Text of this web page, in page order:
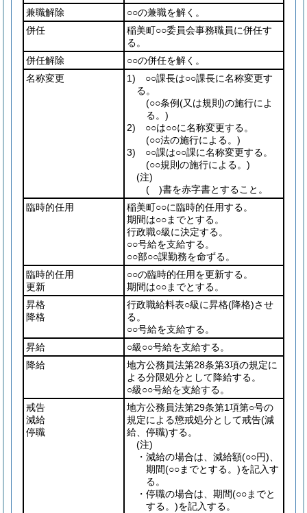
兼職解除
○○の兼職を解く。
併任
稲美町○○委員会事務職員に併任す
る。
併任解除
○○の併任を解く。
名称変更
1) ○○課長は○○課長に名称変更す
る。
(○○条例(又は規則)の施行によ
る。)
2) ○○は○○に名称変更する。
(○○法の施行による。)
3) ○○課は○○課に名称変更する。
(○○規則の施行による。)
(注)
( )書を赤字書とすること。
臨時的任用
稲美町○○に臨時的任用する。
期間は○○までとする。
行政職○級に決定する。
○○号給を支給する。
○○部○○課勤務を命ずる。
臨時的任用
更新
○○の臨時的任用を更新する。
期間は○○までとする。
昇格
降格
行政職給料表○級に昇格(降格)させ
る。
○○号給を支給する。
昇給
○級○○号給を支給する。
降給
地方公務員法第28条第3項の規定に
よる分限処分として降給する。
○級○○号給を支給する。
戒告
減給
停職
地方公務員法第29条第1項第○号の
規定による懲戒処分として戒告(減
給、停職)する。
(注)
・減給の場合は、減給額(○○円)、
期間(○○までとする。)を記入す
る。
・停職の場合は、期間(○○までと
する。)を記入する。